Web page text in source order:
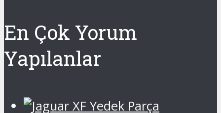
En Çok Yorum
Yapılanlar